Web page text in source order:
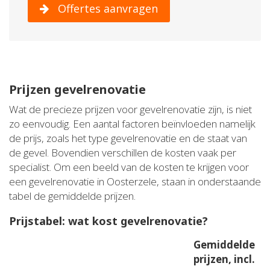
Offertes aanvragen
Prijzen gevelrenovatie
Wat de precieze prijzen voor gevelrenovatie zijn, is niet
zo eenvoudig. Een aantal factoren beïnvloeden namelijk
de prijs, zoals het type gevelrenovatie en de staat van
de gevel. Bovendien verschillen de kosten vaak per
specialist. Om een beeld van de kosten te krijgen voor
een gevelrenovatie in Oosterzele, staan in onderstaande
tabel de gemiddelde prijzen.
Prijstabel: wat kost gevelrenovatie?
Gemiddelde
prijzen, incl.